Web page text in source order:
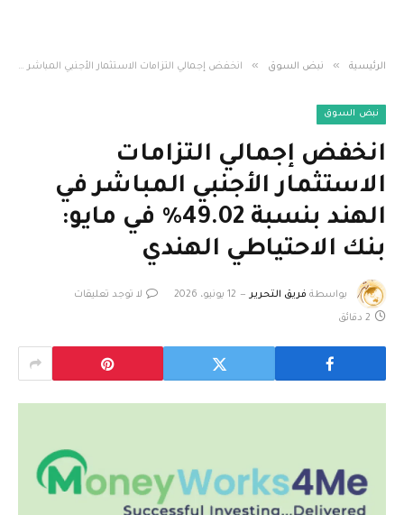
الرئيسية » نبض السوق » انخفض إجمالي التزامات الاستثمار الأجنبي المباشر في الهند بنسبة 49.02٪ في مايو: بنك الاحتياطي الهندي
نبض السوق
انخفض إجمالي التزامات
الاستثمار الأجنبي المباشر في
الهند بنسبة 49.02٪ في مايو:
بنك الاحتياطي الهندي
بواسطة فريق التحرير 12 يونيو، 2026 لا توجد تعليقات
2 دقائق